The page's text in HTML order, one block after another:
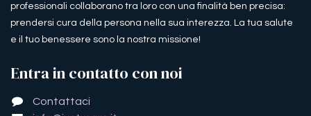
professionali collaborano tra loro con una finalità ben precisa:
prendersi cura della persona nella sua interezza. La tua salute
e il tuo benessere sono la nostra missione!
Entra in contatto con noi
Contattaci